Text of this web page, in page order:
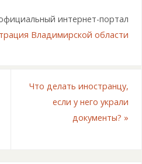
интернет-портал
Владимирской области
Что делать иностранцу,
если у него украли
документы? »